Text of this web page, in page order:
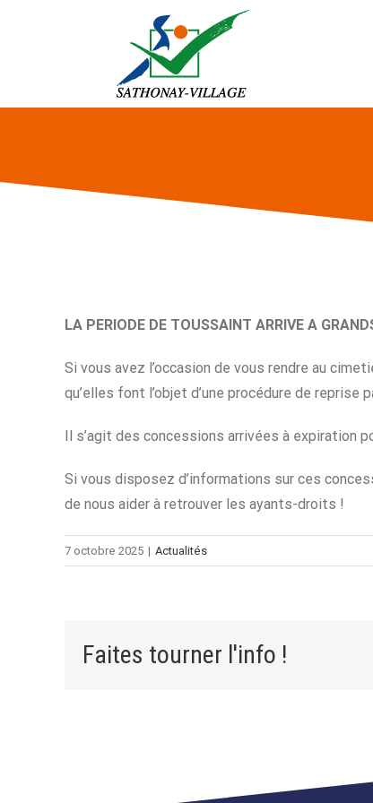
LA PERIODE DE TOUSSAINT ARRIVE A
Si vous avez l’occasion de vous rendre au
qu’elles font l’objet d’une procédure de reprise
Il s’agit des concessions arrivées à expiration
Si vous disposez d’informations sur ces
de nous aider à retrouver les ayants-droits !
7 octobre 2025 | Actualités
Faites tourner l'info !